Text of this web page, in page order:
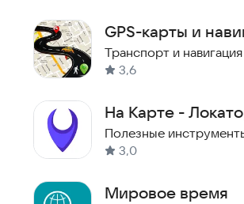
GPS-карты и
Транспорт и навигация
3,6
На Карте -
GPS
Полезные
3,0
Мировое время